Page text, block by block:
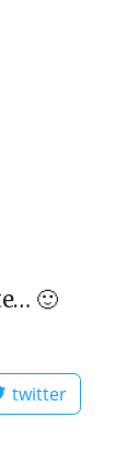
🙂
twitter